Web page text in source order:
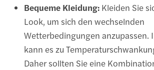
Bequeme Kleidung: Kleiden Sie
Look, um sich den wechselnden
Wetterbedingungen anzupassen.
kann es zu
Daher sollten Sie eine